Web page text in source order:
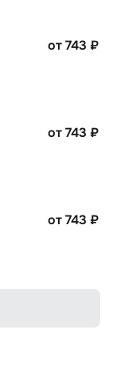
от 743 ₽
от 743 ₽
от 743 ₽